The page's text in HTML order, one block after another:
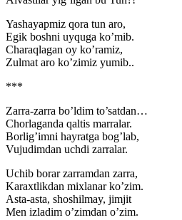
Yashayapmiz qora tun aro,
Egik boshni uyquga ko’mib.
Charaqlagan oy ko’ramiz,
Zulmat aro ko’zimiz yumib..
***
Zarra-zarra bo’ldim to’satdan…
Chorlaganda qaltis marralar.
Borlig’imni hayratga bog’lab,
Vujudimdan uchdi zarralar.
Uchib borar zarramdan zarra,
Karaxtlikdan mixlanar ko’zim.
Asta-asta, shoshilmay, jimjit
Men izladim o’zimdan o’zim.